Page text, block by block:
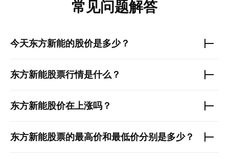
常见问题解答
今天东方新能的股价是多少？
东方新能股票行情是什么？
东方新能股价在上涨吗？
东方新能股票的最高价和最低价分别是多少？